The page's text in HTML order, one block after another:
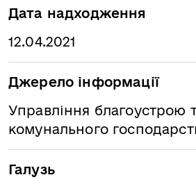
Дата надходження
12.04.2021
Джерело інформації
Управління благоустрою
комунального
Галузь